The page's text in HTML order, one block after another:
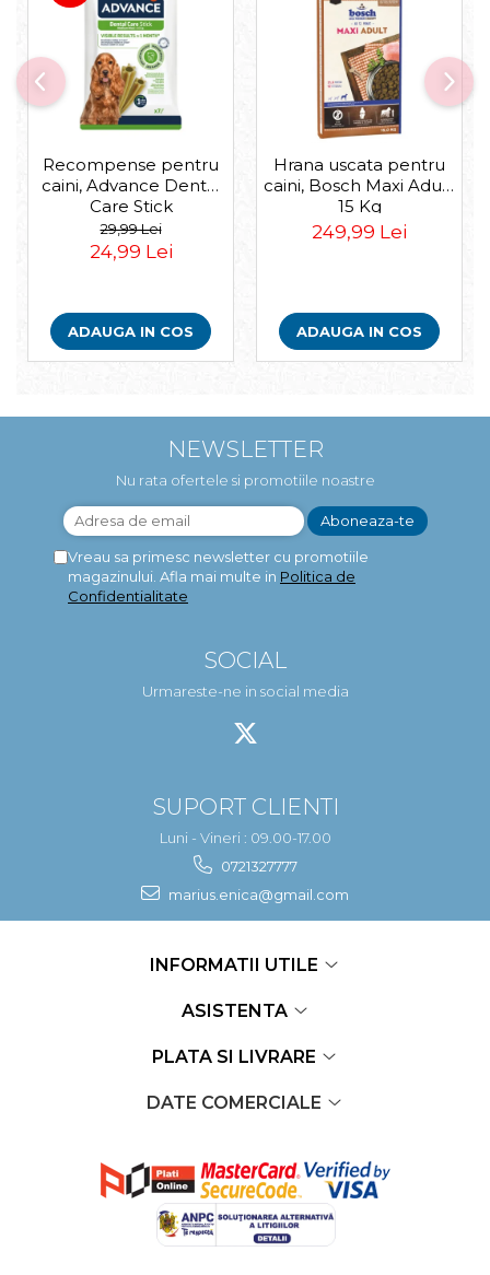
Recompense pentru
caini, Advance Dental
Care Stick
Medium/Maxi, 180g
29,99 Lei
24,99 Lei
ADAUGA IN COS
Hrana uscata pentru
caini, Bosch Maxi Adult,
15 Kg
249,99 Lei
ADAUGA IN COS
NEWSLETTER
Nu rata ofertele si promotiile noastre
Vreau sa primesc newsletter cu promotiile
magazinului. Afla mai multe in Politica de
Confidentialitate
SOCIAL
Urmareste-ne in social media
SUPORT CLIENTI
Luni - Vineri : 09.00-17.00
0721327777
marius.enica@gmail.com
INFORMATII UTILE
ASISTENTA
PLATA SI LIVRARE
DATE COMERCIALE